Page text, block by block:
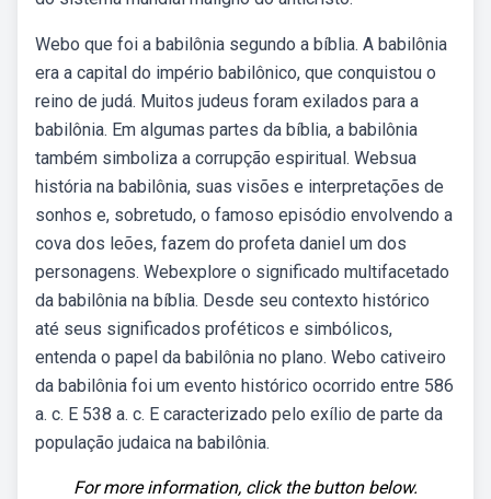
Webo que foi a babilônia segundo a bíblia. A babilônia
era a capital do império babilônico, que conquistou o
reino de judá. Muitos judeus foram exilados para a
babilônia. Em algumas partes da bíblia, a babilônia
também simboliza a corrupção espiritual. Websua
história na babilônia, suas visões e interpretações de
sonhos e, sobretudo, o famoso episódio envolvendo a
cova dos leões, fazem do profeta daniel um dos
personagens. Webexplore o significado multifacetado
da babilônia na bíblia. Desde seu contexto histórico
até seus significados proféticos e simbólicos,
entenda o papel da babilônia no plano. Webo cativeiro
da babilônia foi um evento histórico ocorrido entre 586
a. c. E 538 a. c. E caracterizado pelo exílio de parte da
população judaica na babilônia.
For more information, click the button below.